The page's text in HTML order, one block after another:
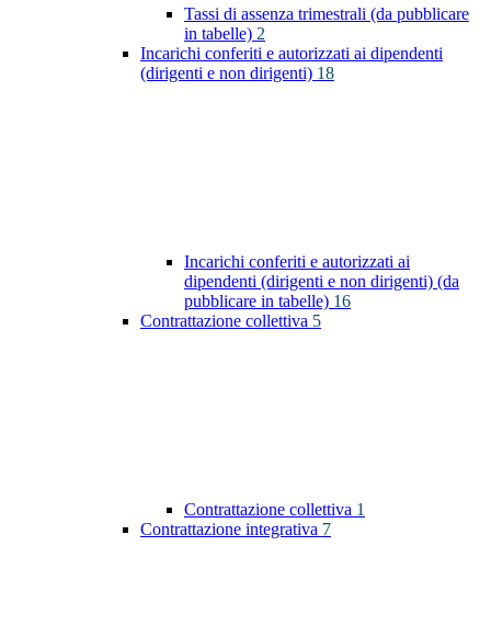
Tassi di assenza trimestrali (da pubblicare
in tabelle) 2
Incarichi conferiti e autorizzati ai dipendenti
(dirigenti e non dirigenti) 18
Incarichi conferiti e autorizzati ai
dipendenti (dirigenti e non dirigenti) (da
pubblicare in tabelle) 16
Contrattazione collettiva 5
Contrattazione collettiva 1
Contrattazione integrativa 7